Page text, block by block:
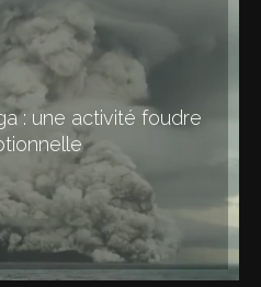
: une activité foudre